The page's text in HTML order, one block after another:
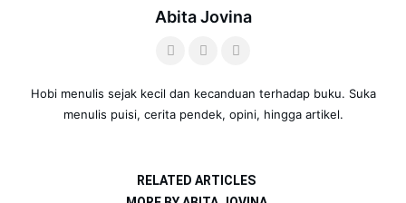
Abita Jovina
Hobi menulis sejak kecil dan kecanduan terhadap buku. Suka
menulis puisi, cerita pendek, opini, hingga artikel.
RELATED ARTICLES